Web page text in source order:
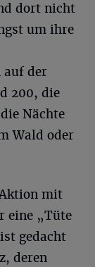
dort nicht
um ihre
auf der
200, die
Nächte
Wald oder
mit
eine „Tüte
gedacht
deren